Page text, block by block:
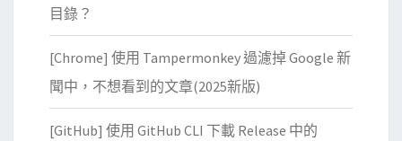
目錄？
[Chrome] 使用 Tampermonkey 過濾掉 Google 新
聞中，不想看到的文章(2025新版)
[GitHub] 使用 GitHub CLI 下載 Release 中的